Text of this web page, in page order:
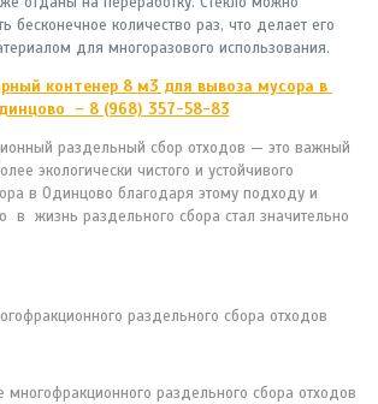
бесконечное количество раз, что делает его
для многоразового использования.
контенер 8 м3 для вывоза мусора в
– 8 (968) 357-58-83
раздельный сбор отходов — это важный
экологически чистого и устойчивого
в Одинцово благодаря этому подходу и
в жизнь раздельного сбора стал значительно
многофракционного раздельного сбора отходов